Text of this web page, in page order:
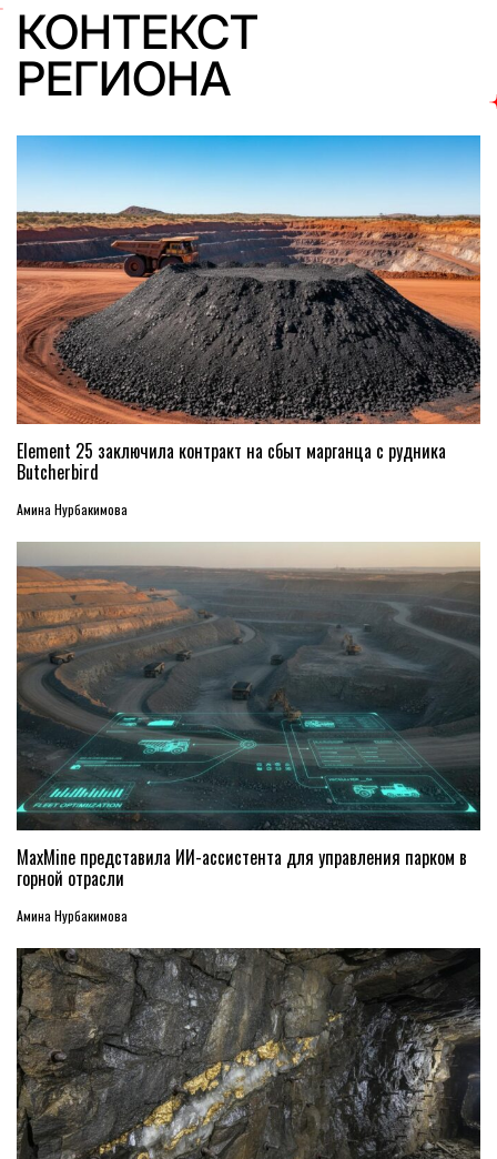
КОНТЕКСТ
РЕГИОНА
Element 25 заключила контракт на сбыт марганца с рудника
Butcherbird
Амина Нурбакимова
MaxMine представила ИИ-ассистента для управления парком в
горной отрасли
Амина Нурбакимова